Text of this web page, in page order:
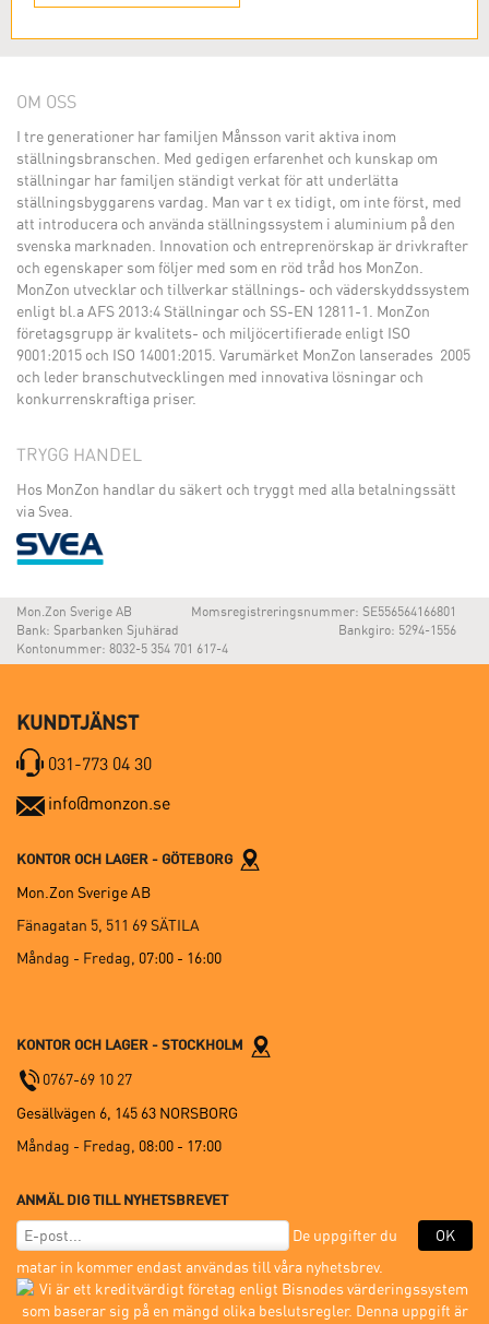
OM OSS
I tre generationer har familjen Månsson varit aktiva inom
ställningsbranschen. Med gedigen erfarenhet och kunskap om
ställningar har familjen ständigt verkat för att underlätta
ställningsbyggarens vardag. Man var t ex tidigt, om inte först, med
att introducera och använda ställningssystem i aluminium på den
svenska marknaden. Innovation och entreprenörskap är drivkrafter
och egenskaper som följer med som en röd tråd hos MonZon.
MonZon utvecklar och tillverkar ställnings- och väderskyddssystem
enligt bl.a AFS 2013:4 Ställningar och SS-EN 12811-1. MonZon
företagsgrupp är kvalitets- och miljöcertifierade enligt ISO
9001:2015 och ISO 14001:2015. Varumärket MonZon lanserades 2005
och leder branschutvecklingen med innovativa lösningar och
konkurrenskraftiga priser.
TRYGG HANDEL
Hos MonZon handlar du säkert och tryggt med alla betalningssätt
via Svea.
Mon.Zon Sverige AB
Momsregistreringsnummer: SE556564166801
Bank: Sparbanken Sjuhärad
Bankgiro: 5294-1556
Kontonummer: 8032-5 354 701 617-4
KUNDTJÄNST
031-773 04 30
info@monzon.se
KONTOR OCH LAGER - GÖTEBORG
Mon.Zon Sverige AB
Fänagatan 5, 511 69 SÄTILA
Måndag - Fredag, 07:00 - 16:00
KONTOR OCH LAGER - STOCKHOLM
0767-69 10 27
Gesällvägen 6, 145 63 NORSBORG
Måndag - Fredag, 08:00 - 17:00
ANMÄL DIG TILL NYHETSBREVET
OK
De uppgifter du
matar in kommer endast användas till våra nyhetsbrev.